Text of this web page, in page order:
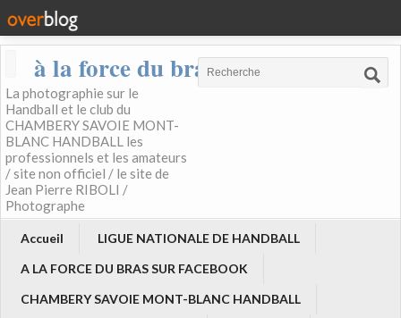
à la force du bras
La photographie sur le
Handball et le club du
CHAMBERY SAVOIE MONT-
BLANC HANDBALL les
professionnels et les amateurs
/ site non officiel / le site de
Jean Pierre RIBOLI /
Photographe
Accueil
LIGUE NATIONALE DE HANDBALL
A LA FORCE DU BRAS SUR FACEBOOK
CHAMBERY SAVOIE MONT-BLANC HANDBALL